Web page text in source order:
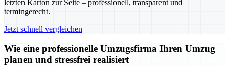
letzten Karton zur Seite – professionell, transparent und
termingerecht.
Jetzt schnell vergleichen
Wie eine professionelle Umzugsfirma Ihren Umzug
planen und stressfrei realisiert